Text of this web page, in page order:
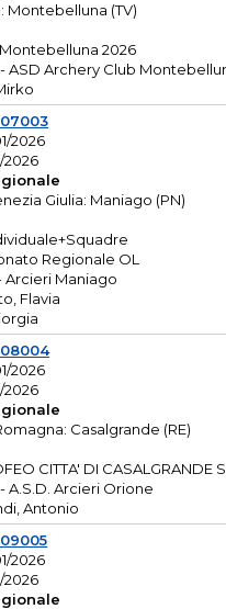
Montebelluna (TV)
2026
- ASD Archery Club
2026
2026
Giulia: Maniago (PN)
Regionale OL
Arcieri Maniago
Flavia
2026
2026
Casalgrande (RE)
CITTA' DI CASALGRANDE
- A.S.D. Arcieri Orione
Antonio
2026
2026